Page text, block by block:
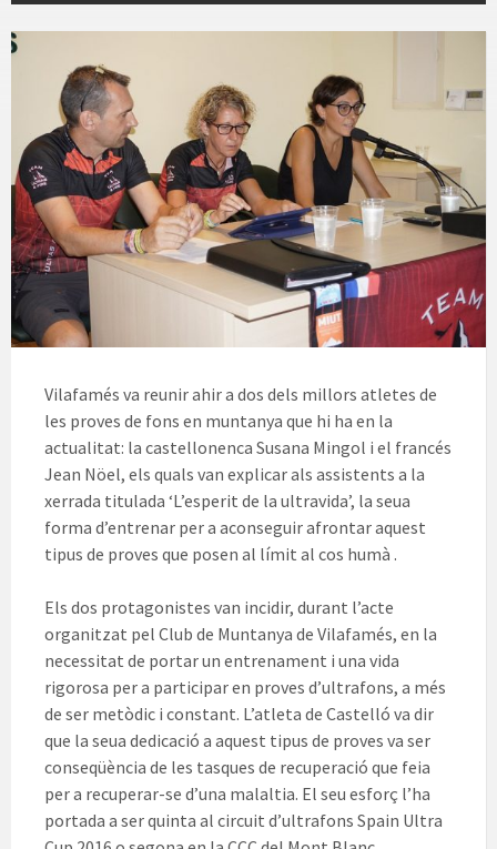
Vilafamés va reunir ahir a dos dels millors atletes de
les proves de fons en muntanya que hi ha en la
actualitat: la castellonenca Susana Mingol i el francés
Jean Nöel, els quals van explicar als assistents a la
xerrada titulada ‘L’esperit de la ultravida’, la seua
forma d’entrenar per a aconseguir afrontar aquest
tipus de proves que posen al límit al cos humà .
Els dos protagonistes van incidir, durant l’acte
organitzat pel Club de Muntanya de Vilafamés, en la
necessitat de portar un entrenament i una vida
rigorosa per a participar en proves d’ultrafons, a més
de ser metòdic i constant. L’atleta de Castelló va dir
que la seua dedicació a aquest tipus de proves va ser
conseqüència de les tasques de recuperació que feia
per a recuperar-se d’una malaltia. El seu esforç l’ha
portada a ser quinta al circuit d’ultrafons Spain Ultra